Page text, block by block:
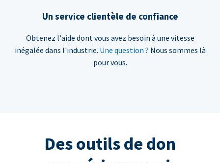
Un service clientèle de confiance
Obtenez l'aide dont vous avez besoin à une vitesse
inégalée dans l'industrie. Une question ? Nous sommes là
pour vous.
Des outils de don